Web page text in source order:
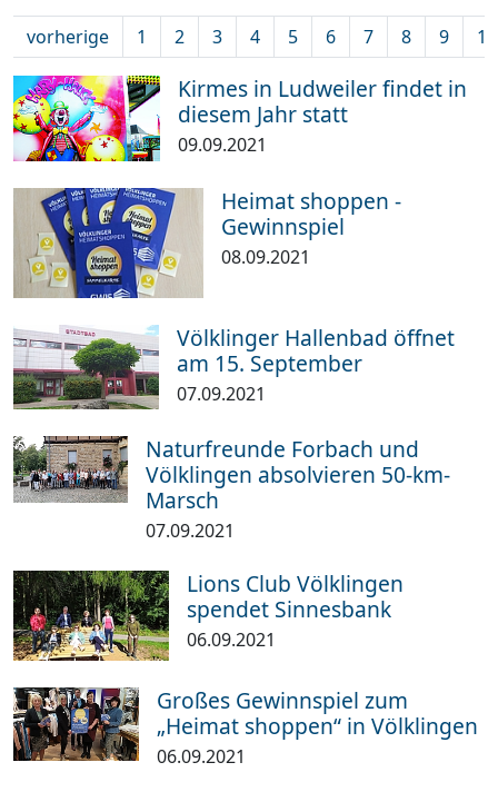
vorherige 1 2 3 4 5 6 7 8 9 10
Kirmes in Ludweiler findet in
diesem Jahr statt
09.09.2021
Heimat shoppen -
Gewinnspiel
08.09.2021
Völklinger Hallenbad öffnet
am 15. September
07.09.2021
Naturfreunde Forbach und
Völklingen absolvieren 50-km-
Marsch
07.09.2021
Lions Club Völklingen
spendet Sinnesbank
06.09.2021
Großes Gewinnspiel zum
„Heimat shoppen“ in Völklingen
06.09.2021